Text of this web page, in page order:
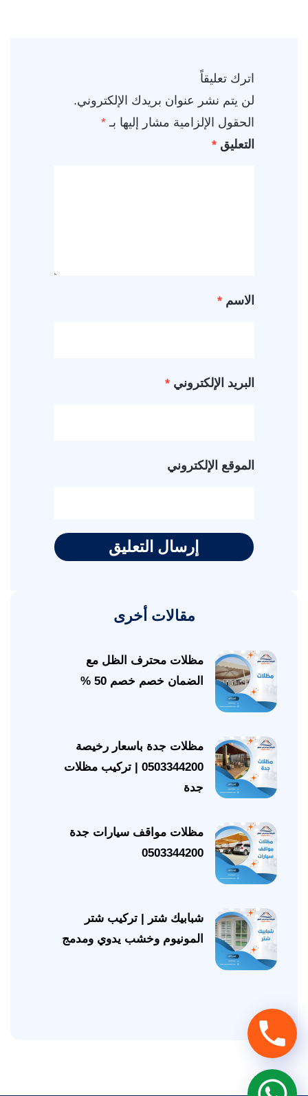
اترك تعليقاً
لن يتم نشر عنوان بريدك الإلكتروني.
الحقول الإلزامية مشار إليها بـ *
التعليق *
الاسم *
البريد الإلكتروني *
الموقع الإلكتروني
مقالات أخرى
مظلات محترف الظل مع
الضمان خصم خصم 50 %
مظلات جدة باسعار رخيصة
0503344200 | تركيب مظلات
جدة
مظلات مواقف سيارات جدة
0503344200
شبابيك شتر | تركيب شتر
المونيوم وخشب يدوي ومدمج
تحدث
معنا
الجوال
تحدث